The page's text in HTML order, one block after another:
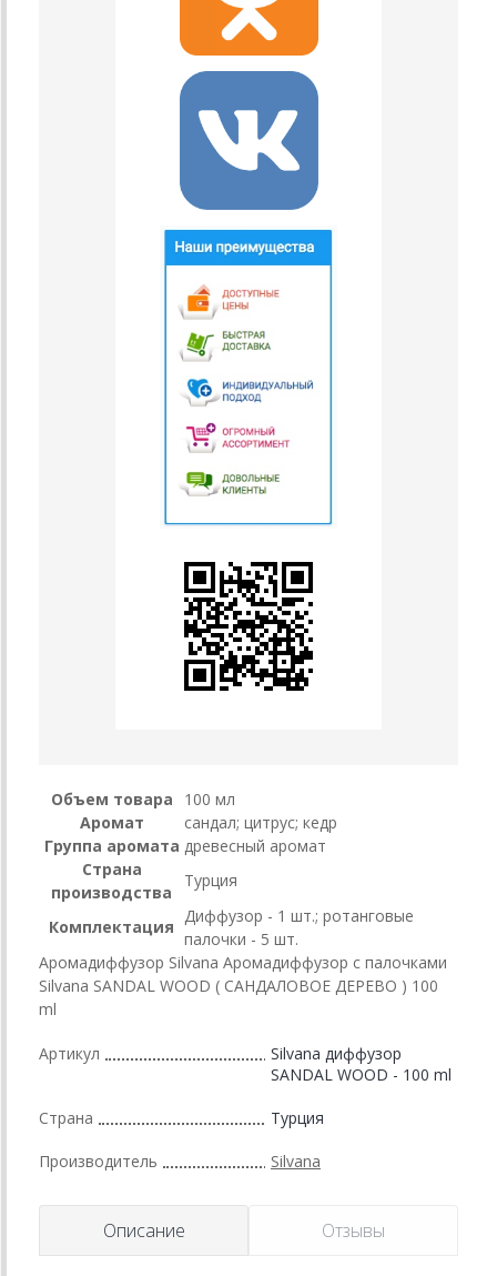
Объем товара
100 мл
Аромат
сандал; цитрус; кедр
Группа аромата древесный аромат
Страна
производства
Турция
Комплектация
Диффузор - 1 шт.; ротанговые
палочки - 5 шт.
Аромадиффузор Silvana Аромадиффузор с палочками
Silvana SANDAL WOOD ( САНДАЛОВОЕ ДЕРЕВО ) 100
ml
Артикул
Silvana диффузор
SANDAL WOOD - 100 ml
Страна Турция
Производитель Silvana
Описание Отзывы